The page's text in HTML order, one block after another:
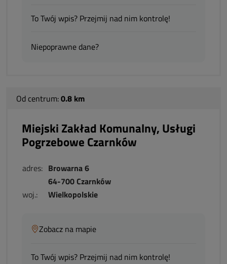
To Twój wpis? Przejmij nad nim kontrolę!
Niepoprawne dane?
Od centrum:0.8 km
Miejski Zakład Komunalny, Usługi
Pogrzebowe Czarnków
adres: Browarna 6
64-700 Czarnków
woj.:
Wielkopolskie
Zobacz na mapie
To Twój wpis? Przejmij nad nim kontrolę!